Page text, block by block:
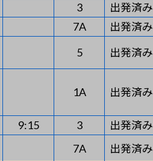
3 出発済み
7A 出発済み
5 出発済み
1A 出発済み
9:15 3 出発済み
7A 出発済み